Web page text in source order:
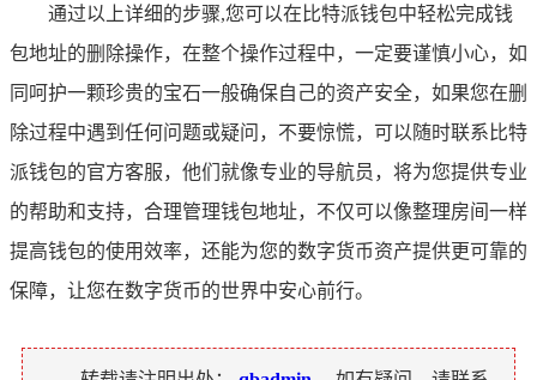
通过以上详细的步骤,您可以在比特派钱包中轻松完成钱
包地址的删除操作，在整个操作过程中，一定要谨慎小心，如
同呵护一颗珍贵的宝石一般确保自己的资产安全，如果您在删
除过程中遇到任何问题或疑问，不要惊慌，可以随时联系比特
派钱包的官方客服，他们就像专业的导航员，将为您提供专业
的帮助和支持，合理管理钱包地址，不仅可以像整理房间一样
提高钱包的使用效率，还能为您的数字货币资产提供更可靠的
保障，让您在数字货币的世界中安心前行。